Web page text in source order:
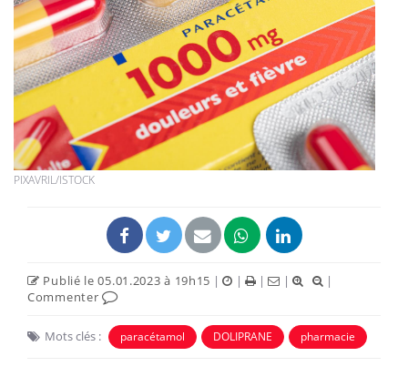
PIXAVRIL/ISTOCK
Publié le 05.01.2023 à 19h15 | | | |
|
Commenter
Mots clés : paracétamol DOLIPRANE pharmacie